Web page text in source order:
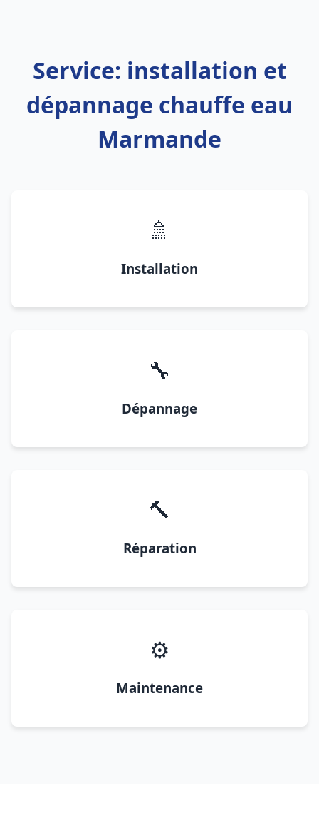
Service: installation et
dépannage chauffe eau
Marmande
🚿
Installation
🔧
Dépannage
🔨
Réparation
⚙️
Maintenance